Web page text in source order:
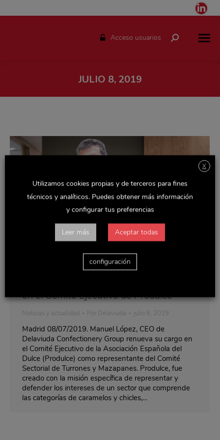
Acceso usuarios Buscar:
JULIO 8, 2019
Manuel López, CEO de Delaviuda
en el Comité Ejecutivo de Produlce
Noticias y actualidad Por Delaviuda julio 8, 2019
Madrid 08/07/2019. Manuel López, CEO de
Delaviuda Confectionery Group renueva su cargo en
el Comité Ejecutivo de la Asociación Española del
Dulce (Produlce) como representante del Comité
Sectorial de Turrones y Mazapanes. Produlce, fue
creado con la misión específica de representar y
defender los intereses de un sector que comprende
las categorías de caramelos y chicles,…
X
Utilizamos cookies propias y de terceros para fines
técnicos y analíticos. Puedes obtener más información
y configurar tus preferencias
Leer más Aceptar todas
configuración